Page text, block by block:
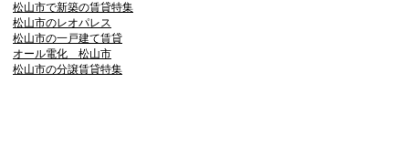
松山市で新築の賃貸特集
松山市のレオパレス
松山市の一戸建て賃貸
オール電化 松山市
松山市の分譲賃貸特集